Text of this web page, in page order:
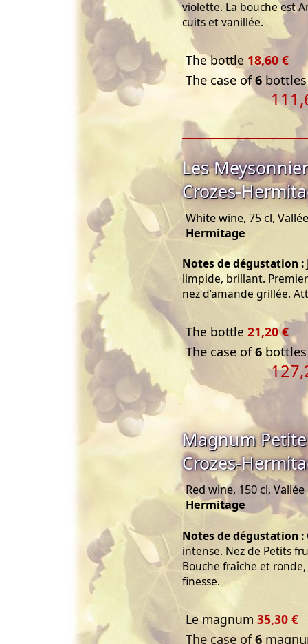
violette. La bouche est
cuits et vanillée.
The bottle 18,60 €
The case of6
Les
Crozes-
White wine, 75 cl,
Hermitage
Notes de dégustation :
limpide, brillant.
nez d’amande grillée.
The bottle 21,20 €
The case of6
Magnum
Crozes-
Red wine, 150 cl,
Hermitage
Notes de dégustation :
intense. Nez de Petits
Bouche fraîche et
finesse.
Le magnum 35,30 €
The case of6